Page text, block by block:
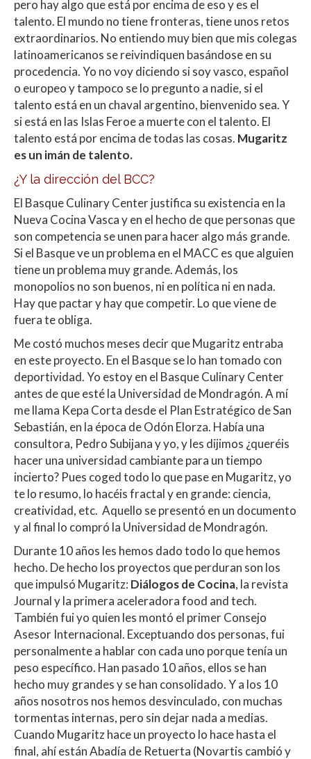
pero hay algo que está por encima de eso y es el
talento. El mundo no tiene fronteras, tiene unos retos
extraordinarios. No entiendo muy bien que mis colegas
latinoamericanos se reivindiquen basándose en su
procedencia. Yo no voy diciendo si soy vasco, español
o europeo y tampoco se lo pregunto a nadie, si el
talento está en un chaval argentino, bienvenido sea. Y
si está en las Islas Feroe a muerte con el talento. El
talento está por encima de todas las cosas. Mugaritz
es un imán de talento.
¿Y la dirección del BCC?
El Basque Culinary Center justifica su existencia en la
Nueva Cocina Vasca y en el hecho de que personas que
son competencia se unen para hacer algo más grande.
Si el Basque ve un problema en el MACC es que alguien
tiene un problema muy grande. Además, los
monopolios no son buenos, ni en política ni en nada.
Hay que pactar y hay que competir. Lo que viene de
fuera te obliga.
Me costó muchos meses decir que Mugaritz entraba
en este proyecto. En el Basque se lo han tomado con
deportividad. Yo estoy en el Basque Culinary Center
antes de que esté la Universidad de Mondragón. A mí
me llama Kepa Corta desde el Plan Estratégico de San
Sebastián, en la época de Odón Elorza. Había una
consultora, Pedro Subijana y yo, y les dijimos ¿queréis
hacer una universidad cambiante para un tiempo
incierto? Pues coged todo lo que pase en Mugaritz, yo
te lo resumo, lo hacéis fractal y en grande: ciencia,
creatividad, etc. Aquello se presentó en un documento
y al final lo compró la Universidad de Mondragón.
Durante 10 años les hemos dado todo lo que hemos
hecho. De hecho los proyectos que perduran son los
que impulsó Mugaritz: Diálogos de Cocina, la revista
Journal y la primera aceleradora food and tech.
También fui yo quien les montó el primer Consejo
Asesor Internacional. Exceptuando dos personas, fui
personalmente a hablar con cada uno porque tenía un
peso específico. Han pasado 10 años, ellos se han
hecho muy grandes y se han consolidado. Y a los 10
años nosotros nos hemos desvinculado, con muchas
tormentas internas, pero sin dejar nada a medias.
Cuando Mugaritz hace un proyecto lo hace hasta el
final, ahí están Abadía de Retuerta (Novartis cambió y